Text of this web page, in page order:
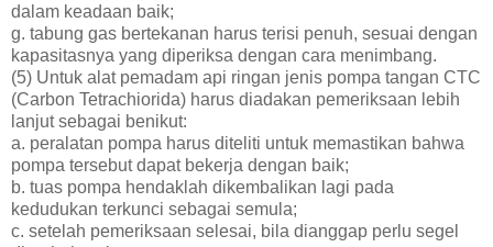
dalam keadaan baik;
g. tabung gas bertekanan harus terisi penuh, sesuai dengan
kapasitasnya yang diperiksa dengan cara menimbang.
(5) Untuk alat pemadam api ringan jenis pompa tangan CTC
(Carbon Tetrachiorida) harus diadakan pemeriksaan lebih
lanjut sebagai benikut:
a. peralatan pompa harus diteliti untuk memastikan bahwa
pompa tersebut dapat bekerja dengan baik;
b. tuas pompa hendaklah dikembalikan lagi pada
kedudukan terkunci sebagai semula;
c. setelah pemeriksaan selesai, bila dianggap perlu segel